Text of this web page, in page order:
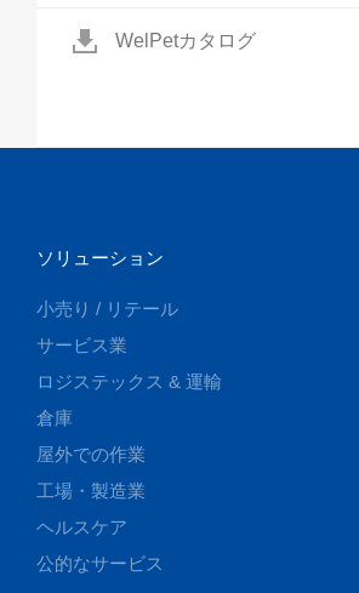
WelPetカタログ
ソリューション
小売り / リテール
サービス業
ロジステックス & 運輸
倉庫
屋外での作業
工場・製造業
ヘルスケア
公的なサービス